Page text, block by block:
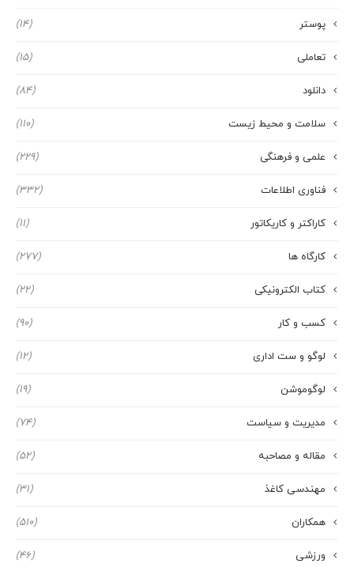
پوستر (14)
تعاملی (15)
دانلود (84)
سلامت و محیط زیست (110)
علمی و فرهنگی (229)
فناوری اطلاعات (332)
کاراکتر و کاریکاتور (11)
کارگاه ها (277)
کتاب الکترونیکی (22)
کسب و کار (90)
لوگو و ست اداری (12)
لوگوموشن (19)
مدیریت و سیاست (74)
مقاله و مصاحبه (52)
مهندسی کاغذ (31)
همکاران (510)
ورزشی (46)